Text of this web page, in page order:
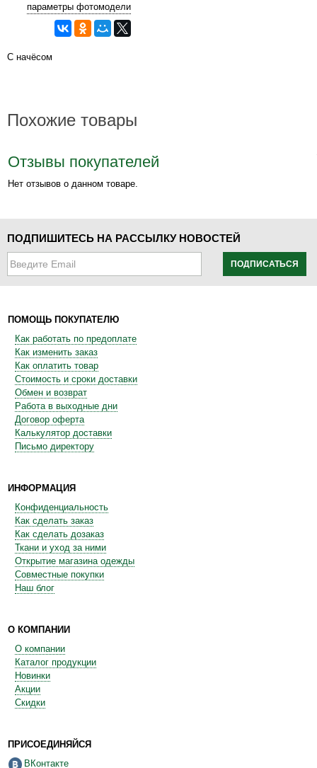
параметры фотомодели
С начёсом
Похожие товары
Отзывы покупателей
Нет отзывов о данном товаре.
ПОДПИШИТЕСЬ НА РАССЫЛКУ НОВОСТЕЙ
ПОДПИСАТЬСЯ
ПОМОЩЬ ПОКУПАТЕЛЮ
Как работать по предоплате
Как изменить заказ
Как оплатить товар
Стоимость и сроки доставки
Обмен и возврат
Работа в выходные дни
Договор оферта
Калькулятор доставки
Письмо директору
ИНФОРМАЦИЯ
Конфиденциальность
Как сделать заказ
Как сделать дозаказ
Ткани и уход за ними
Открытие магазина одежды
Совместные покупки
Наш блог
О КОМПАНИИ
О компании
Каталог продукции
Новинки
Акции
Скидки
ПРИСОЕДИНЯЙСЯ
ВКонтакте